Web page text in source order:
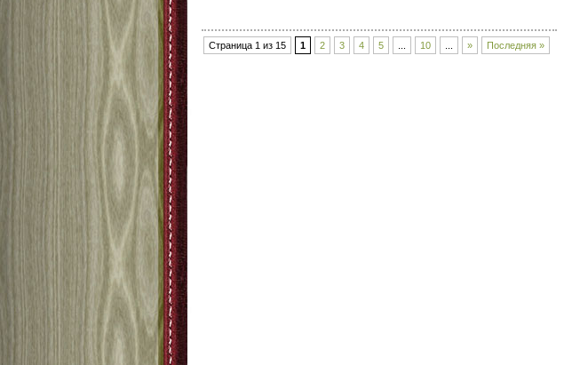
Страница 1 из 15 1 2 3 4 5 10 » Последняя »